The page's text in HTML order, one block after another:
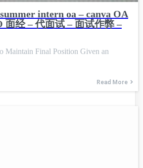
intern oa – canva OA
面经 – 代面试 – 面试作弊 –
Maintain Final Position Given an
Read More